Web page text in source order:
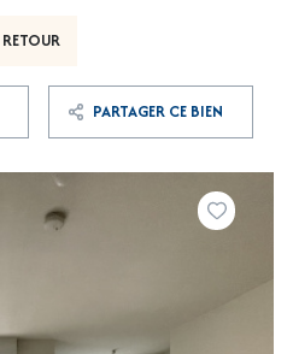
RETOUR
PARTAGER CE BIEN